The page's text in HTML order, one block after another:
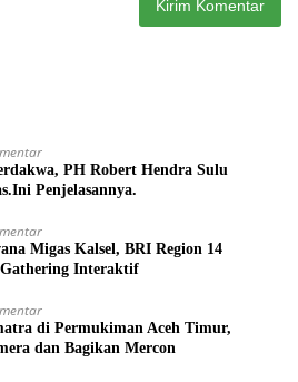
PH Robert Hendra Sulu
Penjelasannya.
Migas Kalsel, BRI Region 14
Interaktif
di Permukiman Aceh Timur,
dan Bagikan Mercon